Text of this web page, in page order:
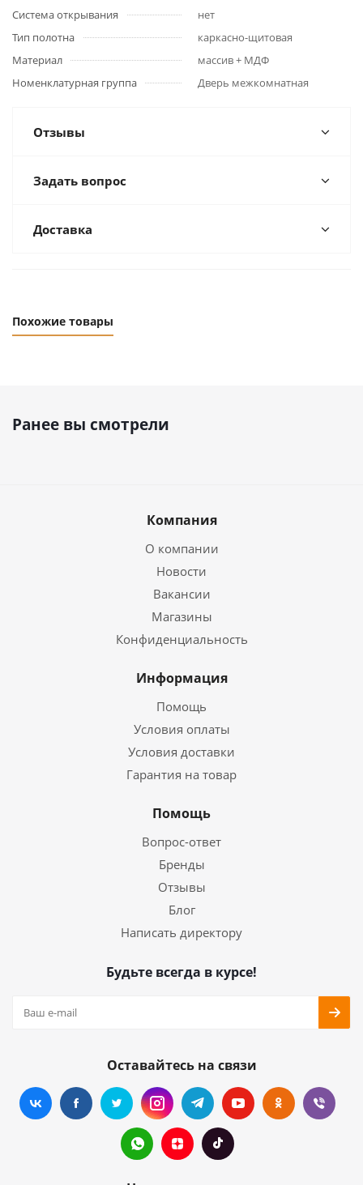
Система открывания
нет
Тип полотна
каркасно-щитовая
Материал
массив + МДФ
Номенклатурная группа
Дверь межкомнатная
Отзывы
Задать вопрос
Доставка
Похожие товары
Ранее вы смотрели
Компания
О компании
Новости
Вакансии
Магазины
Конфиденциальность
Информация
Помощь
Условия оплаты
Условия доставки
Гарантия на товар
Помощь
Вопрос-ответ
Бренды
Отзывы
Блог
Написать директору
Будьте всегда в курсе!
Оставайтесь на связи